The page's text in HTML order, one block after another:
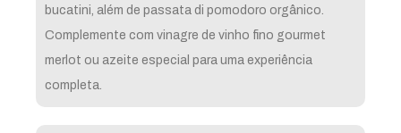
bucatini, além de passata di pomodoro orgânico.
Complemente com vinagre de vinho fino gourmet
merlot ou azeite especial para uma experiência
completa.